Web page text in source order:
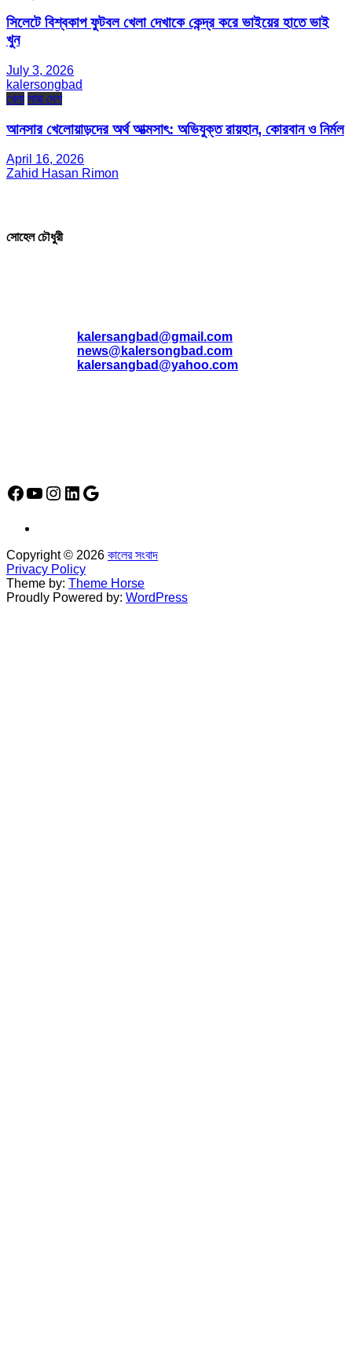
সিলেটে বিশ্বকাপ ফুটবল খেলা দেখাকে কেন্দ্র করে ভাইয়ের হাতে ভাই
খুন
July 3, 2026
kalersongbad
খেলা সারা দেশ
আনসার খেলোয়াড়দের অর্থ আত্মসাৎ: অভিযুক্ত রায়হান, কোরবান ও নির্মল
April 16, 2026
Zahid Hasan Rimon
সোহেল চৌধুরী
kalersangbad@gmail.com
news@kalersongbad.com
kalersangbad@yahoo.com
Facebook
YouTube
Instagram
LinkedIn
Google
Copyright © 2026 কালের সংবাদ
Privacy Policy
Theme by: Theme Horse
Proudly Powered by: WordPress